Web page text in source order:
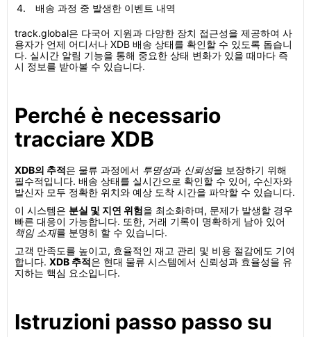
배송 과정 중 발생한 이벤트 내역
track.global은 다국어 지원과 다양한 장치 접근성을 제공하여 사
용자가 언제 어디서나 XDB 배송 상태를 확인할 수 있도록 돕습니
다. 실시간 알림 기능을 통해 중요한 상태 변화가 있을 때마다 즉
시 정보를 받아볼 수 있습니다.
Perché è necessario
tracciare XDB
XDB의 추적은 물류 과정에서 투명성과 신뢰성을 보장하기 위해
필수적입니다. 배송 상태를 실시간으로 확인할 수 있어, 수신자와
발신자 모두 정확한 위치와 예상 도착 시간을 파악할 수 있습니다.
이 시스템은 분실 및 지연 위험을 최소화하며, 문제가 발생할 경우
빠른 대응이 가능합니다. 또한, 거래 기록이 명확하게 남아 있어
책임 소재를 분명히 할 수 있습니다.
고객 만족도를 높이고, 효율적인 재고 관리 및 비용 절감에도 기여
합니다. XDB 추적은 현대 물류 시스템에서 신뢰성과 효율성을 유
지하는 핵심 요소입니다.
Istruzioni passo passo su